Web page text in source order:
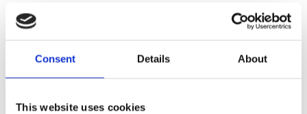
Consent Details About
This website uses cookies
Multibandskappa i julmönster med retro-känsla.
Mönster skapat av svensk designer.